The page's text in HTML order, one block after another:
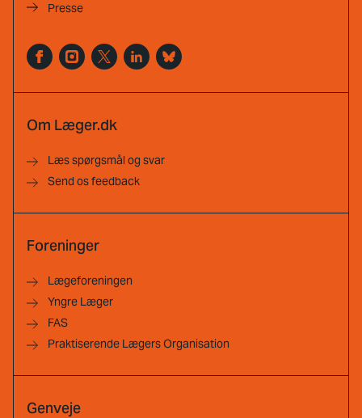
Presse
Om Læger.dk
Læs spørgsmål og svar
Send os feedback
Foreninger
Lægeforeningen
Yngre Læger
FAS
Praktiserende Lægers Organisation
Genveje